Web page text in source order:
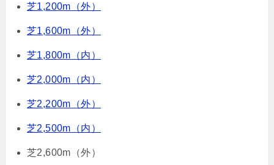
芝1,200m（外）
芝1,600m（外）
芝1,800m（内）
芝2,000m（内）
芝2,200m（外）
芝2,500m（内）
芝2,600m（外）